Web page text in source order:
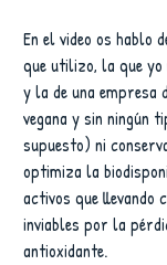
En el video os hablo
que utilizo, la que
y la de una empresa
vegana y sin ningún
supuesto) ni
optimiza la
activos que llevando
inviables por la
antioxidante.